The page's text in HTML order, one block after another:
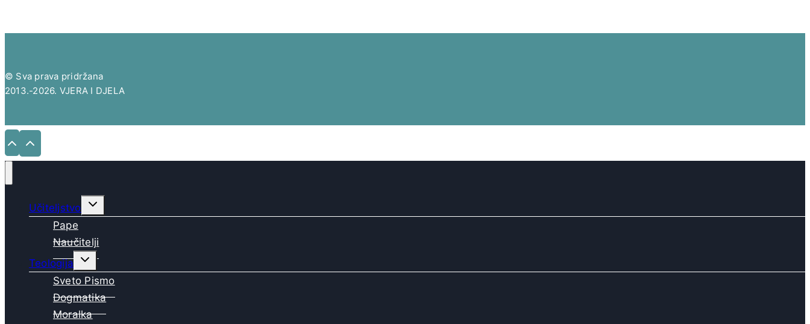
© Sva prava pridržana
2013.-2026. VJERA I DJELA
Učiteljstvo
Toggle
child
Pape
Naučitelji
Teologija
Toggle
child
menu
Sveto Pismo
Dogmatika
Moralka